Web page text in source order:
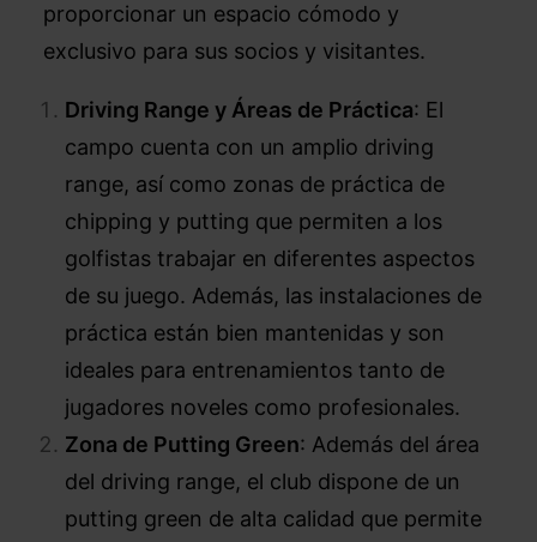
proporcionar un espacio cómodo y
exclusivo para sus socios y visitantes.
Driving Range y Áreas de Práctica: El
campo cuenta con un amplio driving
range, así como zonas de práctica de
chipping y putting que permiten a los
golfistas trabajar en diferentes aspectos
de su juego. Además, las instalaciones de
práctica están bien mantenidas y son
ideales para entrenamientos tanto de
jugadores noveles como profesionales.
Zona de Putting Green: Además del área
del driving range, el club dispone de un
putting green de alta calidad que permite